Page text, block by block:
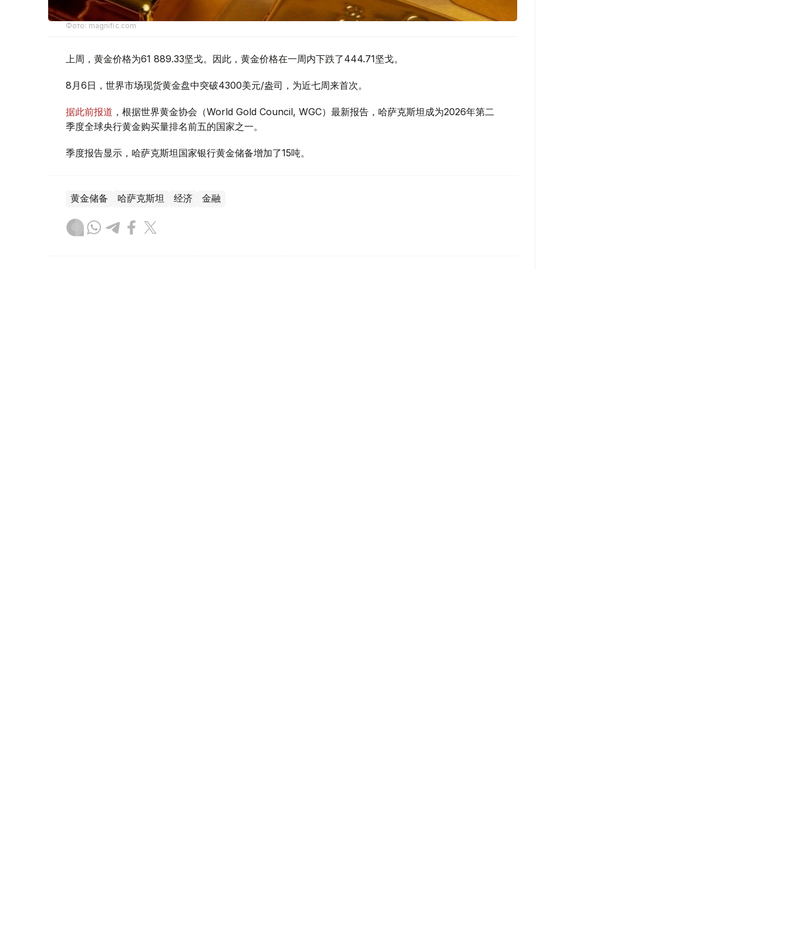
Фото: magnific.com
上周，黄金价格为61 889.33坚戈。因此，黄金价格在一周内下跌了444.71坚戈。
8月6日，世界市场现货黄金盘中突破4300美元/盎司，为近七周来首次。
据此前报道 ，根据世界黄金协会（World Gold Council, WGC）最新报告，哈萨克斯坦成为2026年第二
季度全球央行黄金购买量排名前五的国家之一。
季度报告显示，哈萨克斯坦国家银行黄金储备增加了15吨。
黄金储备 哈萨克斯坦 经济 金融